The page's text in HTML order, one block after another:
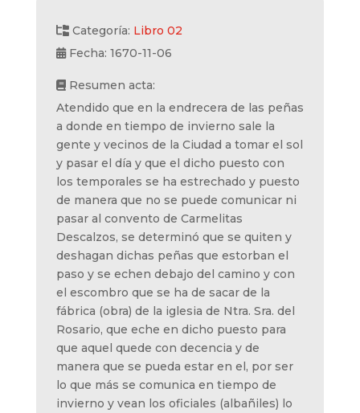
Categoría: Libro 02
Fecha: 1670-11-06
Resumen acta:
Atendido que en la endrecera de las peñas
a donde en tiempo de invierno sale la
gente y vecinos de la Ciudad a tomar el sol
y pasar el día y que el dicho puesto con
los temporales se ha estrechado y puesto
de manera que no se puede comunicar ni
pasar al convento de Carmelitas
Descalzos, se determinó que se quiten y
deshagan dichas peñas que estorban el
paso y se echen debajo del camino y con
el escombro que se ha de sacar de la
fábrica (obra) de la iglesia de Ntra. Sra. del
Rosario, que eche en dicho puesto para
que aquel quede con decencia y de
manera que se pueda estar en el, por ser
lo que más se comunica en tiempo de
invierno y vean los oficiales (albañiles) lo